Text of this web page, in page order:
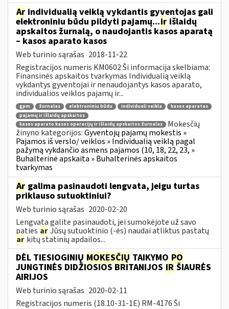
Ar individualią veiklą vykdantis gyventojas gali
elektroniniu būdu pildyti pajamų...ir išlaidų
apskaitos žurnalą, o naudojantis kasos aparatą
– kasos aparato kasos
Web turinio sąrašas 2018-11-22
Registracijos numeris KM0602 Ši informacija skelbiama:
Finansinės apskaitos tvarkymas Individualią veiklą
vykdantys gyventojai ir nenaudojantys kasos aparato,
individualios veiklos pajamų ir...
gpm žurnalas elektroniniu būdu individuali veikla
kasos aparatas
pajamų ir išlaidų apskaitos
kasos aparato kasos operacijų ir išlaidų apskaitos žurnalas
Mokesčių
žinyno kategorijos:Gyventojų pajamų mokestis »
Pajamos iš verslo/ veiklos » Individualią veiklą pagal
pažymą vykdančio asmens pajamos (10, 18, 22, 23, »
Buhalterinė apskaita » Buhalterinės apskaitos
tvarkymas
Ar galima pasinaudoti lengvata, jeigu turtas
priklauso sutuoktiniui?
Web turinio sąrašas 2020-02-20
Lengvata galite pasinaudoti, jei sumokėjote už savo
paties arJūsų sutuoktinio (-ės) naudai atliktus pastatų
ar kitų statinių apdailos...
DĖL TIESIOGINIŲ MOKESČIŲ TAIKYMO PO
JUNGTINĖS DIDŽIOSIOS BRITANIJOS IRŠIAURĖS
AIRIJOS
Web turinio sąrašas 2020-02-11
Registracijos numeris (18.10-31-1E) RM-4176 Ši